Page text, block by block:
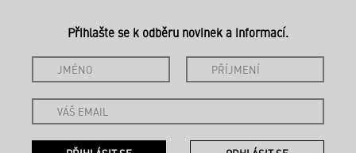
Přihlašte se k odběru novinek a informací.